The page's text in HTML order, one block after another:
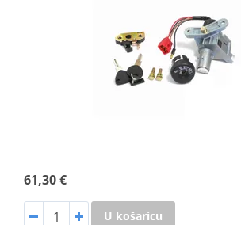
61,30 €
U košaricu